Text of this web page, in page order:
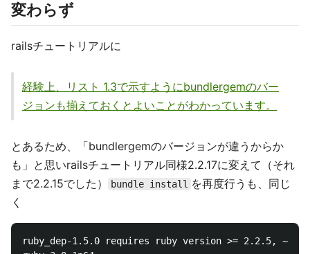
変わらず
railsチュートリアルに
経験上、リスト 1.3で示すようにbundlergemのバー
ジョンも揃えておくとよいことがわかっています。
とあるため、「bundlergemのバージョンが違うからか
も」と思いrailsチュートリアル同様2.2.17に変えて（それ
まで2.2.15でした）
bundle install を再度行うも、同じ
く
ruby_dep-1.5.0 requires ruby version >= 2.2.5,